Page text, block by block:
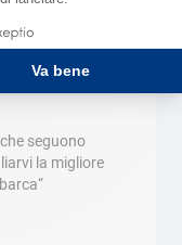
è LA soluzione
Con travellift
AD vi
per ogni
seguono
la migliore